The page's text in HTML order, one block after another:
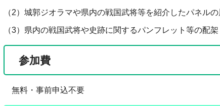
（2）城郭ジオラマや県内の戦国武将等を紹介したパネル
（3）県内の戦国武将や史跡に関するパンフレット等の配架
参加費
無料・事前申込不要